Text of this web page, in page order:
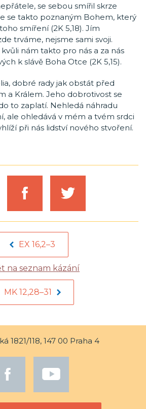
se sebou smířil skrze
se takto poznaným Bohem, který
smíření (2K 5,18). Jím
trváme, nejsme sami svoji.
nám takto pro nás a za nás
k slávě Boha Otce (2K 5,15).
dobré rady jak obstát před
a Králem. Jeho dobrotivost se
to zaplatí. Nehledá náhradu
ale ohledává v mém a tvém srdci
při nás lidství nového stvoření.
EX 16,2–3
na seznam kázání
MK 12,28–31
1821/118, 147 00 Praha 4